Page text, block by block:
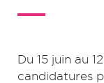
Du 15 juin au
candidatures